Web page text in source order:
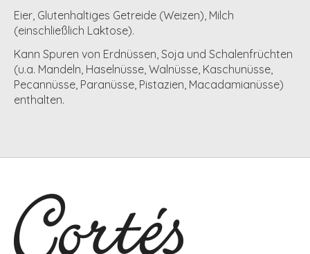
Eier, Glutenhaltiges Getreide (Weizen), Milch
(einschließlich Laktose).
Kann Spuren von Erdnüssen, Soja und Schalenfrüchten
(u.a. Mandeln, Haselnüsse, Walnüsse, Kaschunüsse,
Pecannüsse, Paranüsse, Pistazien, Macadamianüsse)
enthalten.